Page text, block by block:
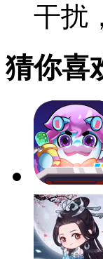
干扰
猜你喜